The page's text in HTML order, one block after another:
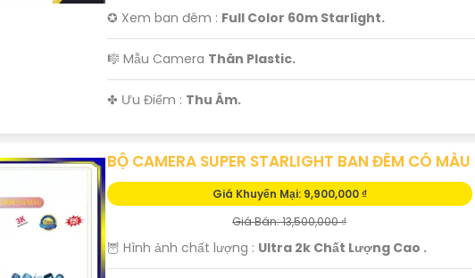
✪ Xem ban đêm : Full Color 60m Starlight.
🎼️ Mẫu Camera Thân Plastic.
️✤ Ưu Điểm : Thu Âm.
BỘ CAMERA SUPER STARLIGHT BAN ĐÊM CÓ MÀU
Giá Khuyến Mại: 9,900,000 ₫
Giá Bán: 13,500,000 ₫
🦉 Hình ảnh chất lượng : Ultra 2k Chất Lượng Cao .